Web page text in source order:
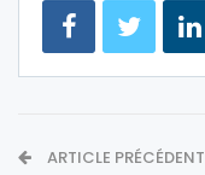
ARTICLE PRÉCÉDENT